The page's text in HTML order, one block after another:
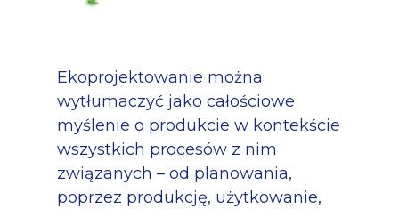
Ekoprojektowanie można
wytłumaczyć jako całościowe
myślenie o produkcie w kontekście
wszystkich procesów z nim
związanych – od planowania,
poprzez produkcję, użytkowanie,